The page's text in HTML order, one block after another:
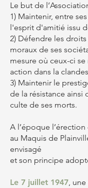
Le but de
1) Maintenir, entre
l'esprit d'amitié issu
2) Défendre les
moraux de ses
mesure où ceux-ci
action dans la
3) Maintenir le
de la résistance ainsi
culte de ses morts.
A l’époque
au Maquis de
envisagé
et son principe
Le 7 juillet 1947,